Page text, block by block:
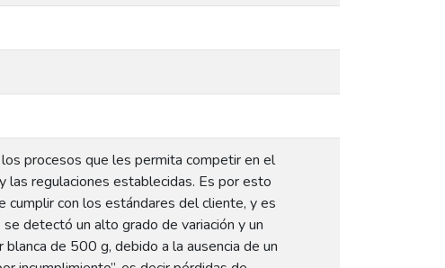
procesos que les permita competir en el
las regulaciones establecidas. Es por esto
con los estándares del cliente, y es
detectó un alto grado de variación y un
de 500 g, debido a la ausencia de un